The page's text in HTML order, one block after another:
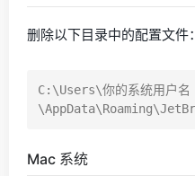
删除以下目录中的配置文件：
C:\Users\你的系统用户名
Mac 系统